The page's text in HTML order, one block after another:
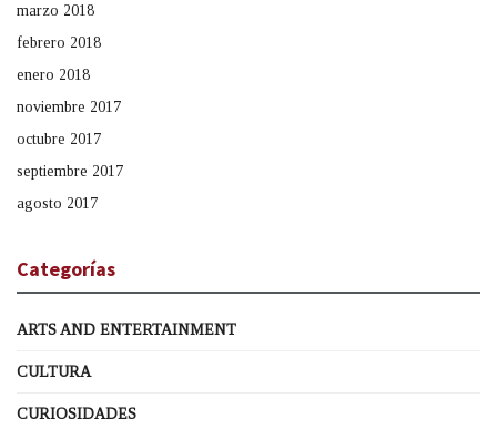
marzo 2018
febrero 2018
enero 2018
noviembre 2017
octubre 2017
septiembre 2017
agosto 2017
Categorías
ARTS AND ENTERTAINMENT
CULTURA
CURIOSIDADES